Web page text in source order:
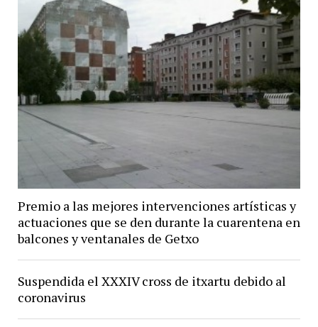
Premio a las mejores intervenciones artísticas y
actuaciones que se den durante la cuarentena en
balcones y ventanales de Getxo
Suspendida el XXXIV cross de itxartu debido al
coronavirus